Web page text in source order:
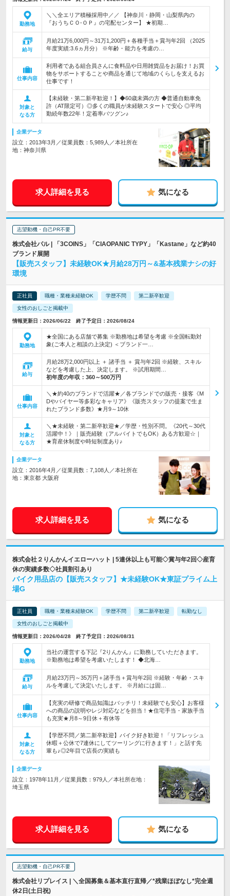
勤務地
＼＼全エリア積極採用中／／ 【神奈川・静岡・山梨県内の
『おうちＣＯ-ＯＰ』の宅配センター】 ★初期…
給与
月給21万6,000円～31万1,200円＋各種手当＋賞与年2回 （2025
年度実績:3.6ヵ月分） ※年齢・能力を考慮の…
仕事内容
利用者である組合員さんに食料品や日用雑貨品をお届け！お買
物をサポートすることや商品を通じて地域のくらしを支えるお
仕事です！
対象と
なる方
【未経験・第二新卒歓迎！】◆60歳未満の方 ◆普通自動車免
許（AT限定可）◎多くの職員が未経験スタートで安心 ◎平均
勤続年数22年！定着率バツグン♪
企業データ
設立：2013年3月／従業員数：5,989人／本社所在
地：神奈川県
求人詳細を見る 気になる
志望動機・自己PR不要
株式会社パル | 「3COINS」「CIAOPANIC TYPY」「Kastane」など約40
ブランド展開
【販売スタッフ】未経験OK★月給28万円～&基本残業ナシの好
環境
正社員 職種・業種未経験OK 学歴不問 第二新卒歓迎
女性のおしごと掲載中
情報更新日：2026/06/22 終了予定日：2026/08/24
勤務地
★全国にある店舗で募集 ※勤務地は希望を考慮 ※全国転勤対
象(ご本人と相談の上決定) ＜ブランド一…
給与
月給28万2,000円以上 ＋ 諸手当 ＋ 賞与年2回 ※経験、スキル
などを考慮した上、決定します。 ※試用期間…
初年度の年収： 360～500万円
仕事内容
＼★約40のブランドで活躍★／各ブランドでの販売・接客《M
Dやバイヤー等多彩なキャリア》《販売スタッフの提案で生ま
れたブランド多数》★月9～10休
対象と
なる方
＼★未経験・第二新卒歓迎★／学歴・性別不問。《20代～30代
活躍中！》｜販売経験（アルバイトでもOK）ある方歓迎☆｜
★育産休制度や時短制度あり♪
企業データ
設立：2016年4月／従業員数：7,108人／本社所在
地：東京都 大阪府
求人詳細を見る 気になる
株式会社２りんかんイエローハット | 5連休以上も可能◇賞与年2回◇産育
休の実績多数◇社員割引あり
バイク用品店の【販売スタッフ】★未経験OK★東証プライム上
場G
正社員 職種・業種未経験OK 学歴不問 第二新卒歓迎 転勤なし
女性のおしごと掲載中
情報更新日：2026/04/28 終了予定日：2026/08/31
勤務地
当社の運営する下記『2りんかん』に勤務していただきます。
※勤務地は希望を考慮いたします！ ◆北海…
給与
月給23万円～35万円＋諸手当＋賞与年2回 ※経験・年齢・スキ
ルを考慮して決定いたします。 ※月給には固…
仕事内容
【充実の研修で商品知識はバッチリ！未経験でも安心】お客様
への商品の説明やレジ対応などを担当！★住宅手当・家族手当
も充実★月8～9日休＋有休等
対象と
なる方
【学歴不問／第二新卒歓迎】バイク好き歓迎！「リフレッシュ
休暇＋公休で7連休にしてツーリングに行きます！」と話す先
輩も♪◎2年目で店長の実績も
企業データ
設立：1978年11月／従業員数：979人／本社所在地：
埼玉県
求人詳細を見る 気になる
志望動機・自己PR不要
株式会社リプレイス | ＼全国募集＆基本直行直帰／*残業ほぼなし*完全週
休2日(土日祝)